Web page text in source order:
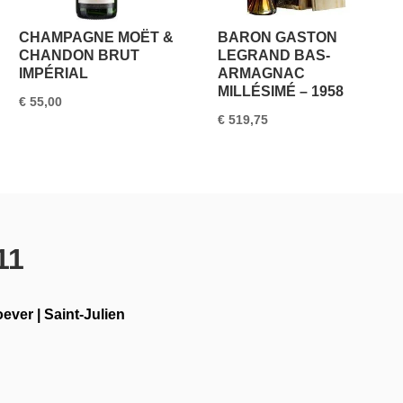
CHAMPAGNE MOËT &
CHANDON BRUT
IMPÉRIAL
€ 55,00
BARON GASTON
LEGRAND BAS-
ARMAGNAC
MILLÉSIMÉ – 1958
€519,75
| Saint-Julien